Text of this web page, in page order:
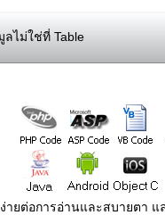
ไม่ใช่ที่ Table
ยต่อการอ่านและสบายตา แ